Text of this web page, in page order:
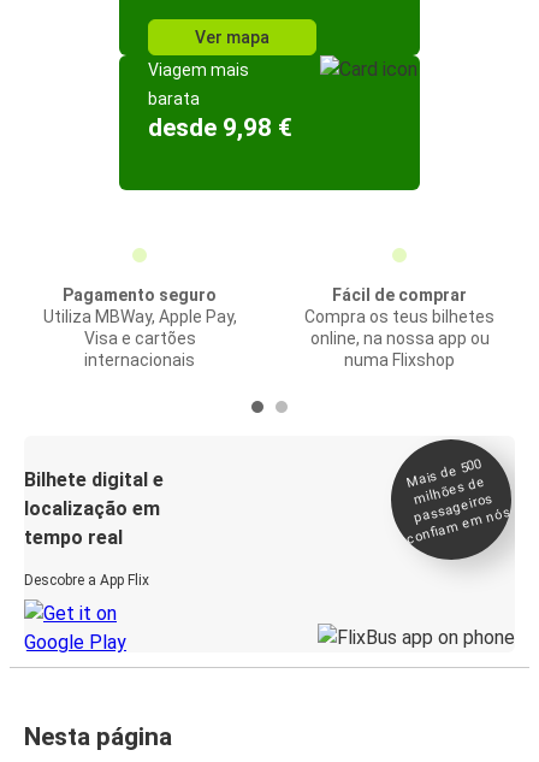
Ver mapa
Viagem mais
barata
desde 9,98 €
Pagamento seguro
Utiliza MBWay, Apple Pay,
Visa e cartões
internacionais
Fácil de comprar
Compra os teus bilhetes
online, na nossa app ou
numa Flixshop
Bilhete digital e
localização em
tempo real
Descobre a App Flix
Mais de 500
milhões de
passageiros
confia
m e
m nós
Nesta página